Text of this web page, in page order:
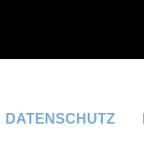
DATENSCHUTZ